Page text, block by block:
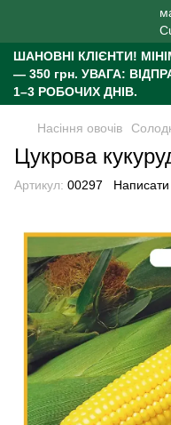
ШАНОВНІ КЛІЄНТИ!
— 350 грн. УВАГА:
1–3 РОБОЧИХ ДНІВ.
Насіння овочів
Цукрова
Артикул: 00297 Написати